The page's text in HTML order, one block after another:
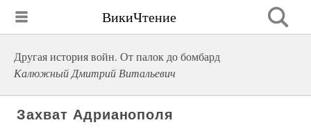
ВикиЧтение
Другая история войн. От палок до бомбард
Калюжный Дмитрий Витальевич
Захват Адрианополя